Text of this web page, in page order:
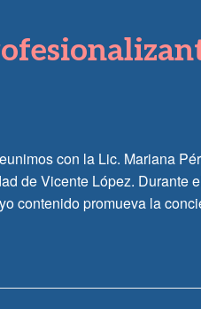
con la Lic. Mariana
de Vicente López. Durante
contenido promueva la